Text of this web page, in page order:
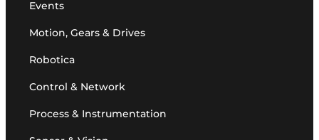
Events
Motion, Gears & Drives
Robotica
Control & Network
Process & Instrumentation